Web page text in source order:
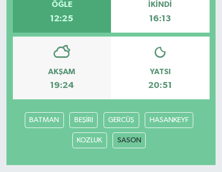
ÖĞLE
12:25
İKINDI
16:13
AKŞAM
19:24
YATSI
20:51
BATMAN BEŞİRİ GERCÜŞ HASANKEYF
KOZLUK SASON
Sağlık
Yaşam